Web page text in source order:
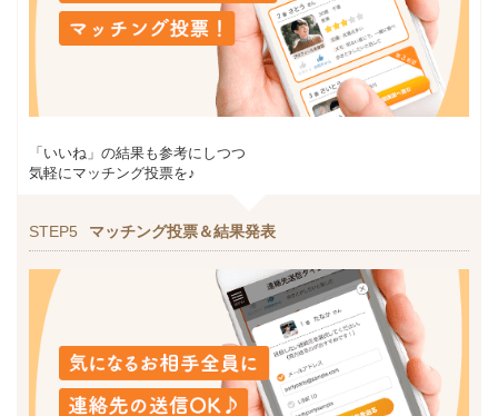
「いいね」の結果も参考にしつつ
気軽にマッチング投票を♪
STEP5 マッチング投票＆結果発表